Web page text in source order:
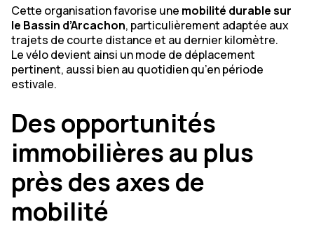
Cette organisation favorise une mobilité durable sur
le Bassin d’Arcachon, particulièrement adaptée aux
trajets de courte distance et au dernier kilomètre.
Le vélo devient ainsi un mode de déplacement
pertinent, aussi bien au quotidien qu’en période
estivale.
Des opportunités
immobilières au plus
près des axes de
mobilité